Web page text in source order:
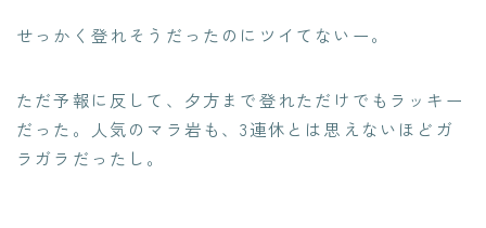
せっかく登れそうだったのにツイてないー。
ただ予報に反して、夕方まで登れただけでもラッキー
だった。人気のマラ岩も、3連休とは思えないほどガ
ラガラだったし。